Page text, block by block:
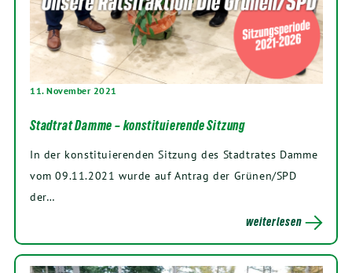
11. November 2021
Stadtrat Damme – konstituierende Sitzung
In der konstituierenden Sitzung des Stadtrates Damme
vom 09.11.2021 wurde auf Antrag der Grünen/SPD
der…
weiterlesen